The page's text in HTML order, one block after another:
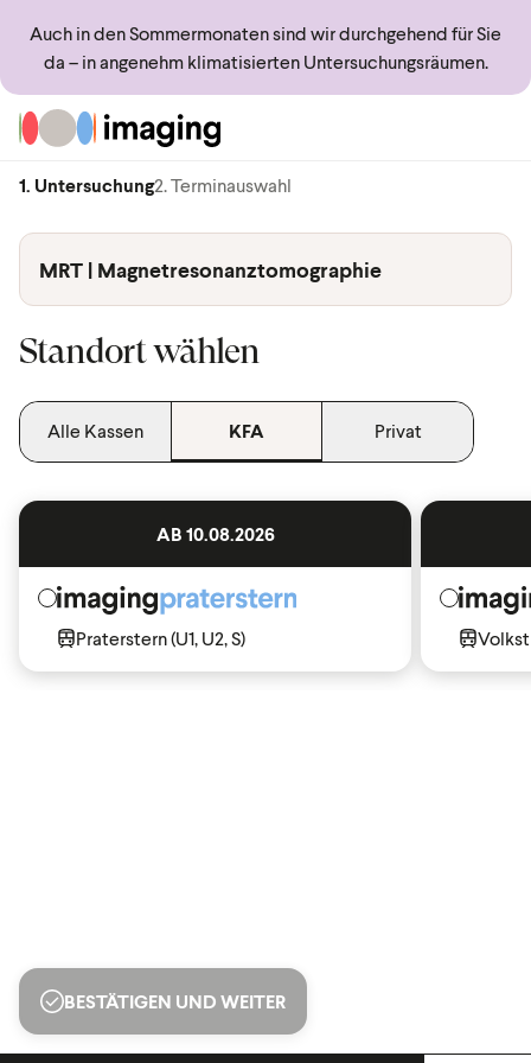
Auch in den Sommermonaten sind wir durchgehend für Sie
da – in angenehm klimatisierten Untersuchungsräumen.
Zur Startseite
1. Untersuchung2. Terminauswahl
MRT | Magnetresonanztomographie
Standort wählen
Alle Kassen KFA Privat
AB 10.08.2026
Praterstern (U1, U2, S)
BESTÄTIGEN UND WEITER